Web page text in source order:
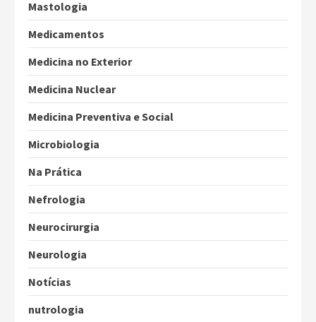
Mastologia
Medicamentos
Medicina no Exterior
Medicina Nuclear
Medicina Preventiva e Social
Microbiologia
Na Prática
Nefrologia
Neurocirurgia
Neurologia
Notícias
nutrologia